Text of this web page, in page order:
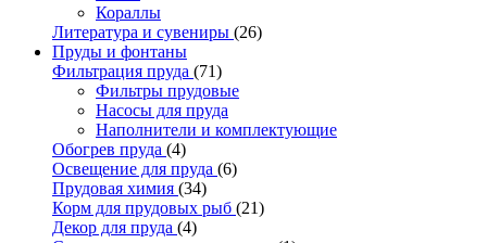
Кораллы
Литература и сувениры (26)
Пруды и фонтаны
Фильтрация пруда (71)
Фильтры прудовые
Насосы для пруда
Наполнители и комплектующие
Обогрев пруда (4)
Освещение для пруда (6)
Прудовая химия (34)
Корм для прудовых рыб (21)
Декор для пруда (4)